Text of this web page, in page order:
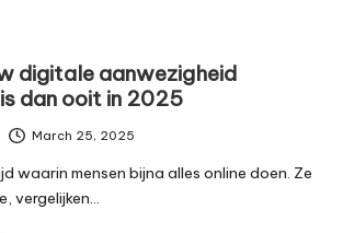
digitale aanwezigheid
dan ooit in 2025
March 25, 2025
waarin mensen bijna alles online doen. Ze
vergelijken…